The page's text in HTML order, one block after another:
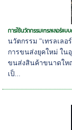
การใช้นวัตกรรมเทรลเลอร์แ
นวัตกรรม "เทรลเล
การขนส่งยุคใหม่ ใน
ขนส่งสินค้าขนาดให
เป็...